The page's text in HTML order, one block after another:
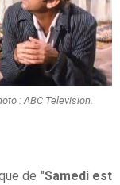
: ABC Television.
de "Samedi est